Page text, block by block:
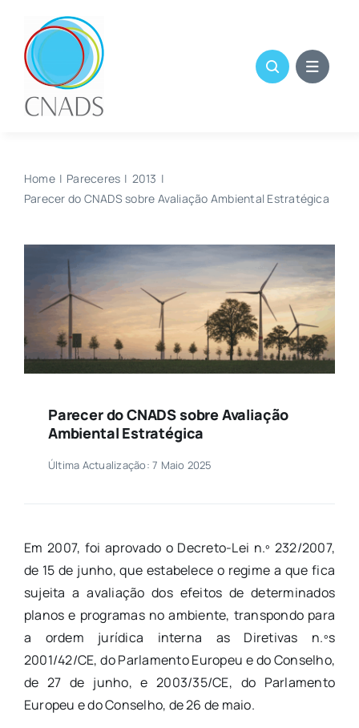
content
Home Pareceres
2013
Parecer do CNADS sobre Avaliação Ambiental Estratégica
Parecer do CNADS sobre Avaliação
Ambiental Estratégica
Última Actualização: 7 Maio 2025
Em 2007, foi aprovado o Decreto-Lei n.º 232/2007,
de 15 de junho, que estabelece o regime a que fica
sujeita a avaliação dos efeitos de determinados
planos e programas no ambiente, transpondo para
a ordem jurídica interna as Diretivas n.ºs
2001/42/CE, do Parlamento Europeu e do Conselho,
de 27 de junho, e 2003/35/CE, do Parlamento
Europeu e do Conselho, de 26 de maio.